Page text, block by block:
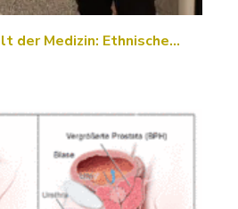
der Medizin: Ethnische…